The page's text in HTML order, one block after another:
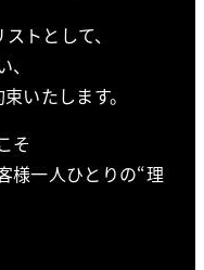
トとして、
いたします。
そ
様一人ひとりの“理